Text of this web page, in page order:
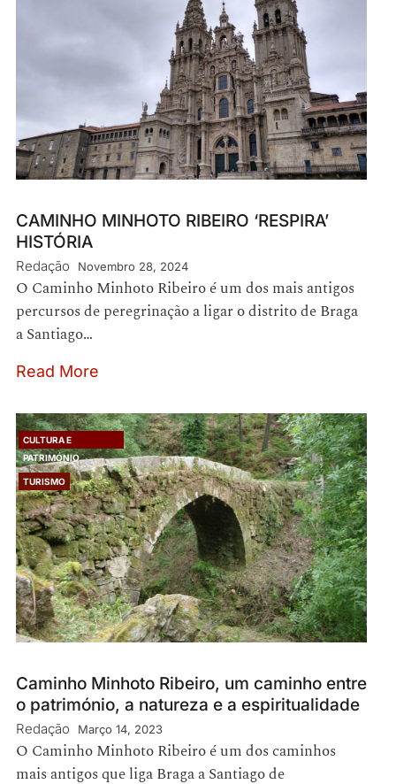
CAMINHO MINHOTO RIBEIRO ‘RESPIRA’
HISTÓRIA
Redação Novembro 28, 2024
O Caminho Minhoto Ribeiro é um dos mais antigos
percursos de peregrinação a ligar o distrito de Braga
a Santiago…
Read More
CULTURA E
PATRIMÓNIO
TURISMO
Caminho Minhoto Ribeiro, um caminho entre
o património, a natureza e a espiritualidade
Redação Março 14, 2023
O Caminho Minhoto Ribeiro é um dos caminhos
mais antigos que liga Braga a Santiago de